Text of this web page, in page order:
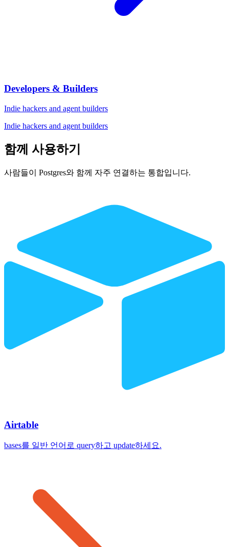
Developers & Builders
Indie hackers and agent builders
Indie hackers and agent builders
함께 사용하기
사람들이 Postgres와 함께 자주 연결하는 통합입니다.
Airtable
bases를 일반 언어로 query하고 update하세요.